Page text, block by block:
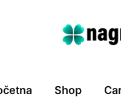
Shop